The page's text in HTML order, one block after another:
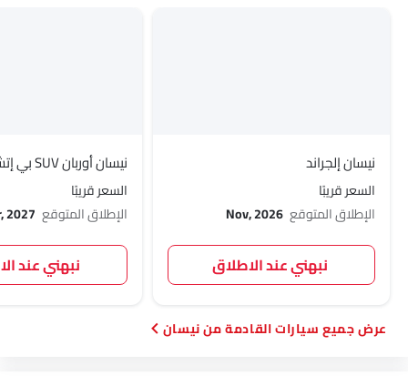
نيسان إلجراند
السعر قريبًا
الإطلاق المتوقع Nov, 2026
نبهني عند الاطلاق
نيسان أوربان SUV بي إتش إي في
السعر قريبًا
الإطلاق المتوقع 2027
نبهني عند
سيارات القادمة من نيسان